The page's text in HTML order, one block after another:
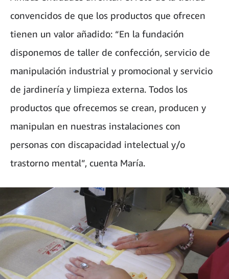
convencidos de que los productos que ofrecen
tienen un valor añadido: “En la fundación
disponemos de taller de confección, servicio de
manipulación industrial y promocional y servicio
de jardinería y limpieza externa. Todos los
productos que ofrecemos se crean, producen y
manipulan en nuestras instalaciones con
personas con discapacidad intelectual y/o
trastorno mental”, cuenta María.